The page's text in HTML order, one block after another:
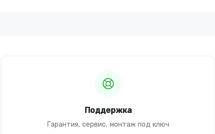
Поддержка
Гарантия, сервис, монтаж под ключ